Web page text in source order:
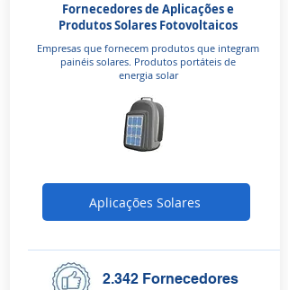
Fornecedores de Aplicações e
Produtos Solares Fotovoltaicos
Empresas que fornecem produtos que integram
painéis solares. Produtos portáteis de
energia solar
Aplicações Solares
2.342 Fornecedores